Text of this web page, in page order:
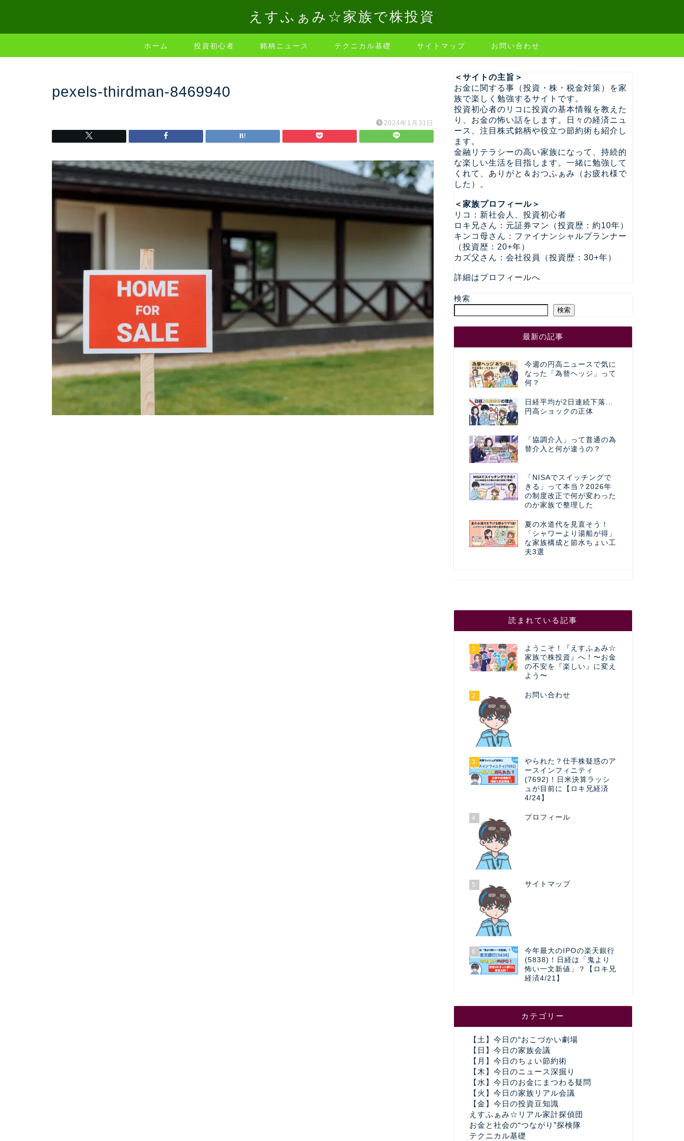
えすふぁみ☆家族で株投資
ホーム 投資初心者 銘柄ニュース テクニカル基礎 サイトマップ お問い合わせ
pexels-thirdman-8469940
2024年1月31日
＜サイトの主旨＞
お金に関する事（投資・株・税金対策）を家
族で楽しく勉強するサイトです。
投資初心者のリコに投資の基本情報を教えた
り、お金の怖い話をします。日々の経済ニュ
ース、注目株式銘柄や役立つ節約術も紹介し
ます。
金融リテラシーの高い家族になって、持続的
な楽しい生活を目指します。一緒に勉強して
くれて、ありがと＆おつふぁみ（お疲れ様で
した）。
＜家族プロフィール＞
リコ：新社会人、投資初心者
ロキ兄さん：元証券マン（投資歴：約10年）
キンコ母さん：ファイナンシャルプランナー
（投資歴：20+年）
カズ父さん：会社役員（投資歴：30+年）
詳細はプロフィールへ
検索
検索
最新の記事
今週の円高ニュースで気に
なった「為替ヘッジ」って
何？
日経平均が2日連続下落…
円高ショックの正体
「協調介入」って普通の為
替介入と何が違うの？
「NISAでスイッチングで
きる」って本当？2026年
の制度改正で何が変わった
のか家族で整理した
夏の水道代を見直そう！
「シャワーより湯船が得」
な家族構成と節水ちょい工
夫3選
読まれている記事
1
ようこそ！『えすふぁみ☆
家族で株投資』へ！〜お金
の不安を『楽しい』に変え
よう〜
2 お問い合わせ
3
やられた？仕手株疑惑のア
ースインフィニティ
(7692)！日米決算ラッシ
ュが目前に【ロキ兄経済
4/24】
4 プロフィール
5 サイトマップ
6
今年最大のIPOの楽天銀行
(5838)！日経は「鬼より
怖い一文新値」？【ロキ兄
経済4/21】
カテゴリー
【土】今日の“おこづかい劇場
【日】今日の家族会議
【月】今日のちょい節約術
【木】今日のニュース深掘り
【水】今日のお金にまつわる疑問
【火】今日の家族リアル会議
【金】今日の投資豆知識
えすふぁみ☆リアル家計探偵団
お金と社会の“つながり”探検隊
テクニカル基礎